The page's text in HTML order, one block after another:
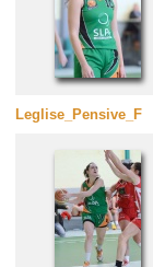
Leglise_Pensive_F